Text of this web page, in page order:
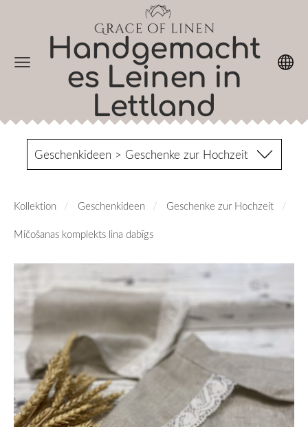
Handgemacht
es Leinen in
Lettland
Geschenkideen > Geschenke zur Hochzeit
Kollektion Geschenkideen Geschenke zur Hochzeit
Mičošanas komplekts lina dabīgs